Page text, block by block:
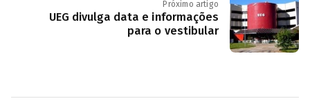
Próximo artigo
UEG divulga data e informações
para o vestibular